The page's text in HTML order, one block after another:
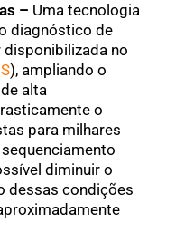
– Uma tecnologia
diagnóstico de
no
), ampliando o
alta
o
para milhares
diminuir o
dessas condições